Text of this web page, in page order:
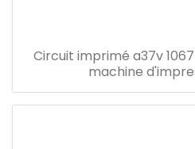
Circuit imprimé a37v
machine